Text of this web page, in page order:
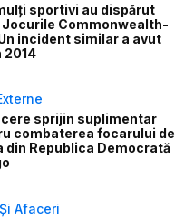
sportivi au dispărut
Jocurile Commonwealth-
incident similar a avut
2014
cere sprijin suplimentar
combaterea focarului de
din Republica Democrată
Afaceri